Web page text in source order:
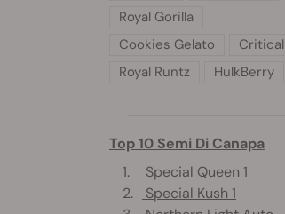
Royal Gorilla
Cookies Gelato
Critical
Royal Runtz
HulkBerry
Top 10 Semi Di Canapa
1.
Special Queen 1
2.
Special Kush 1